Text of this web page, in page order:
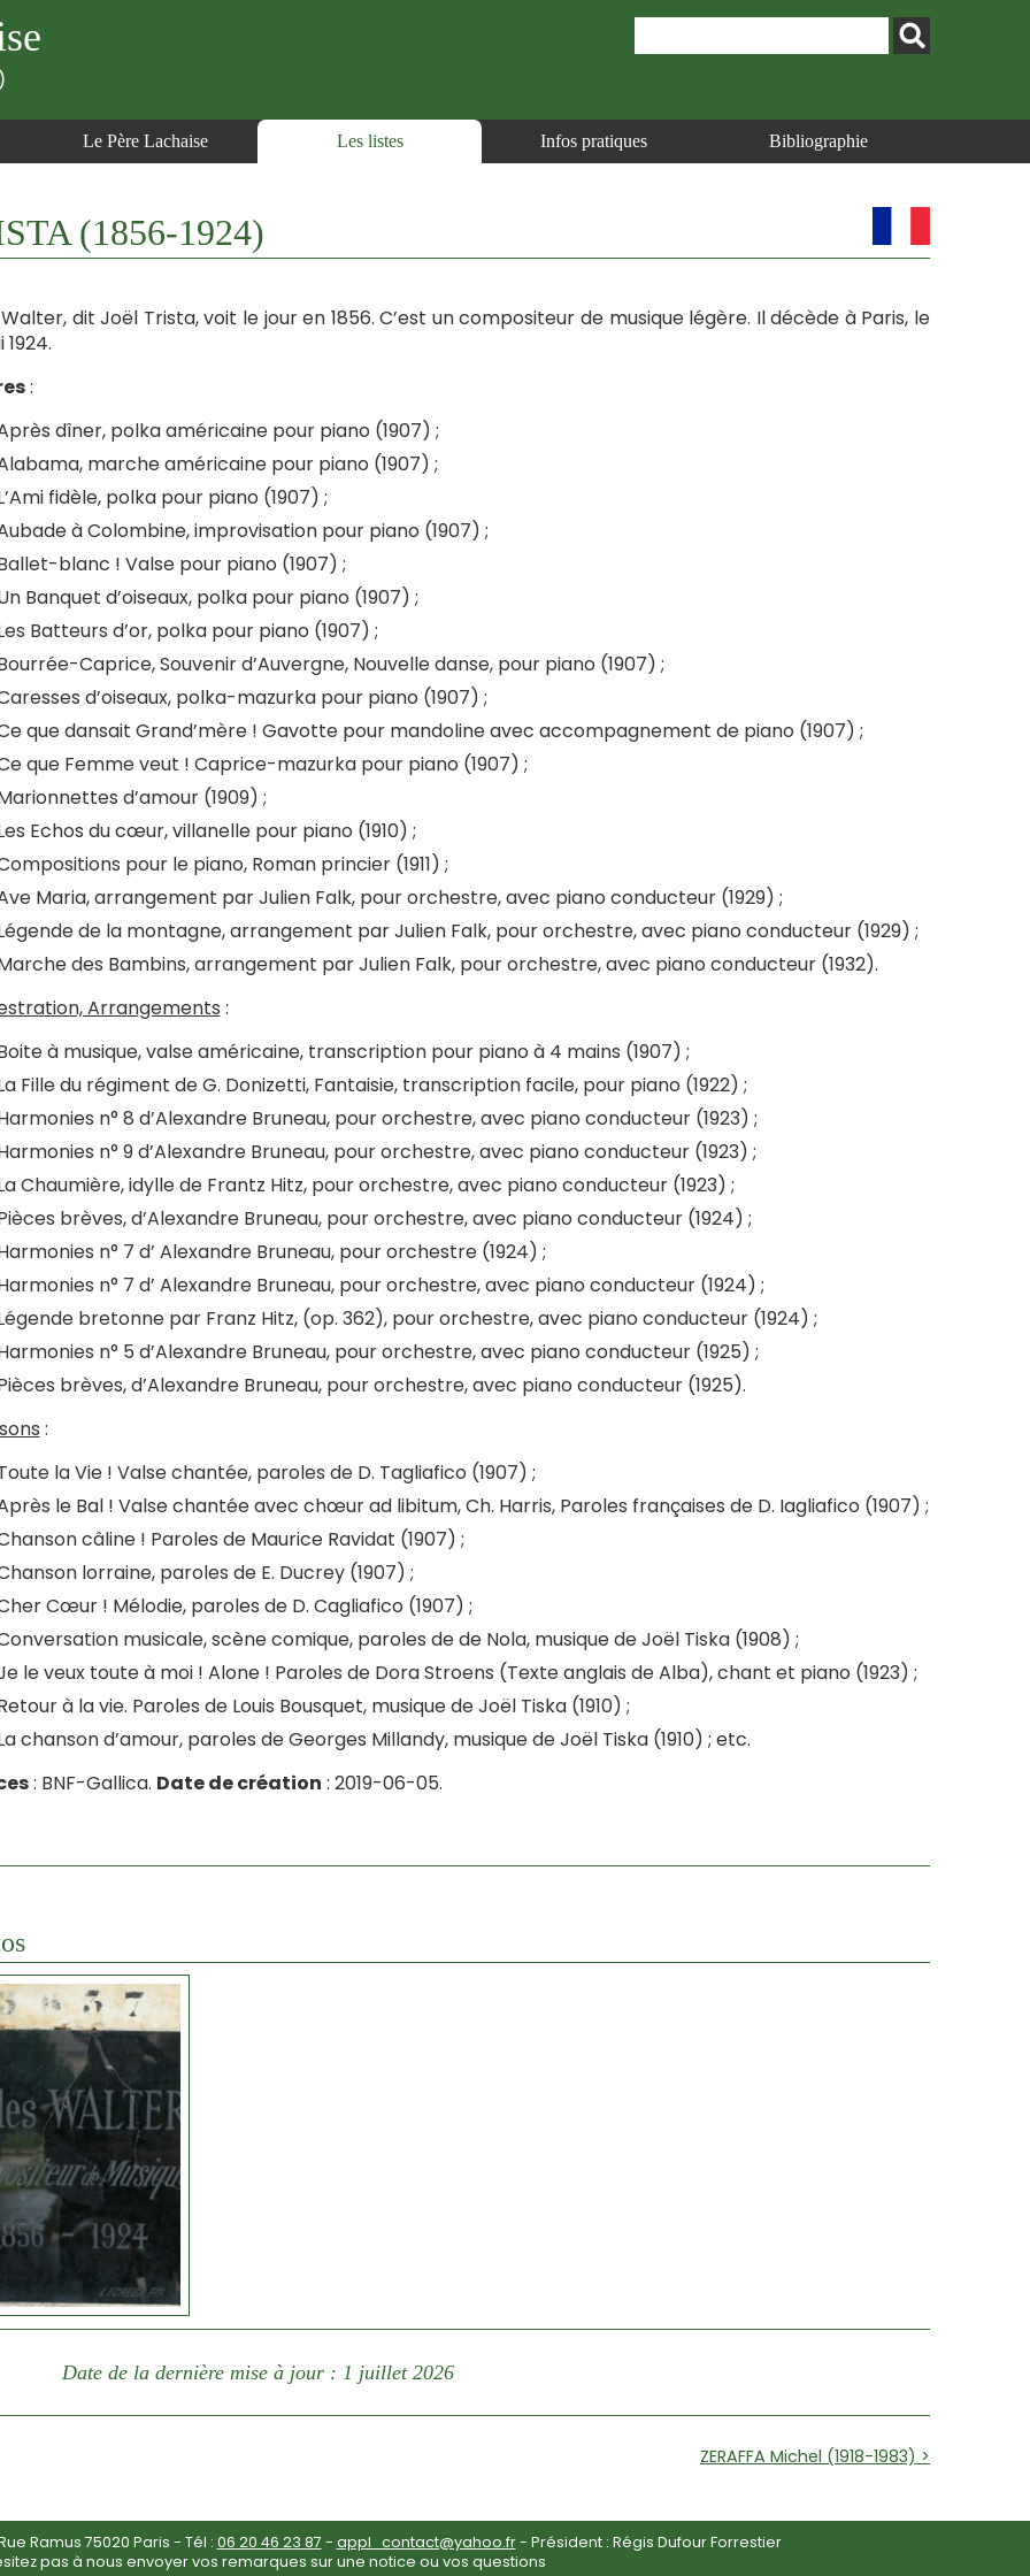
Le Père Lachaise Les listes Infos pratiques Bibliographie
(1856-1924)
dit Joël Trista, voit le jour en 1856. C’est un compositeur de musique légère. Il décède à Paris, le
1924.
:
dîner, polka américaine pour piano (1907) ;
marche américaine pour piano (1907) ;
fidèle, polka pour piano (1907) ;
à Colombine, improvisation pour piano (1907) ;
blanc ! Valse pour piano (1907) ;
Banquet d’oiseaux, polka pour piano (1907) ;
Batteurs d’or, polka pour piano (1907) ;
Caprice, Souvenir d’Auvergne, Nouvelle danse, pour piano (1907) ;
d’oiseaux, polka-mazurka pour piano (1907) ;
que dansait Grand’mère ! Gavotte pour mandoline avec accompagnement de piano (1907) ;
que Femme veut ! Caprice-mazurka pour piano (1907) ;
d’amour (1909) ;
Echos du cœur, villanelle pour piano (1910) ;
pour le piano, Roman princier (1911) ;
Maria, arrangement par Julien Falk, pour orchestre, avec piano conducteur (1929) ;
de la montagne, arrangement par Julien Falk, pour orchestre, avec piano conducteur (1929) ;
des Bambins, arrangement par Julien Falk, pour orchestre, avec piano conducteur (1932).
Arrangements :
à musique, valse américaine, transcription pour piano à 4 mains (1907) ;
Fille du régiment de G. Donizetti, Fantaisie, transcription facile, pour piano (1922) ;
n° 8 d’Alexandre Bruneau, pour orchestre, avec piano conducteur (1923) ;
n° 9 d’Alexandre Bruneau, pour orchestre, avec piano conducteur (1923) ;
Chaumière, idylle de Frantz Hitz, pour orchestre, avec piano conducteur (1923) ;
brèves, d’Alexandre Bruneau, pour orchestre, avec piano conducteur (1924) ;
n° 7 d’ Alexandre Bruneau, pour orchestre (1924) ;
n° 7 d’ Alexandre Bruneau, pour orchestre, avec piano conducteur (1924) ;
bretonne par Franz Hitz, (op. 362), pour orchestre, avec piano conducteur (1924) ;
n° 5 d’Alexandre Bruneau, pour orchestre, avec piano conducteur (1925) ;
brèves, d’Alexandre Bruneau, pour orchestre, avec piano conducteur (1925).
:
la Vie ! Valse chantée, paroles de D. Tagliafico (1907) ;
le Bal ! Valse chantée avec chœur ad libitum, Ch. Harris, Paroles françaises de D. Iagliafico (1907) ;
câline ! Paroles de Maurice Ravidat (1907) ;
lorraine, paroles de E. Ducrey (1907) ;
Cœur ! Mélodie, paroles de D. Cagliafico (1907) ;
musicale, scène comique, paroles de de Nola, musique de Joël Tiska (1908) ;
le veux toute à moi ! Alone ! Paroles de Dora Stroens (Texte anglais de Alba), chant et piano (1923) ;
à la vie. Paroles de Louis Bousquet, musique de Joël Tiska (1910) ;
chanson d’amour, paroles de Georges Millandy, musique de Joël Tiska (1910) ; etc.
: BNF-Gallica. Date de création : 2019-06-05.
Date de la dernière mise à jour : 1 juillet 2026
ZERAFFA Michel (1918-1983) >
Ramus 75020 Paris - Tél : 06 20 46 23 87 - appl_contact@yahoo.fr- Président : Régis Dufour Forrestier
pas à nous envoyer vos remarques sur une notice ou vos questions